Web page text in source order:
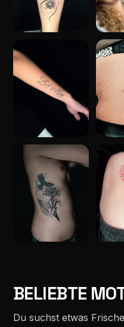
BELIEBTE
Du suchst etwas